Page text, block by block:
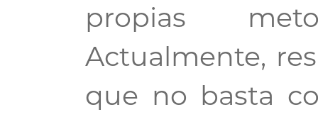
propias
Actualmente,
que no basta